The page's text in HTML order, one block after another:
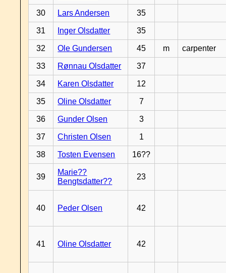
30 Lars Andersen 35
31 Inger Olsdatter 35
32 Ole Gundersen 45 m carpenter
33 Rønnau Olsdatter 37
34 Karen Olsdatter 12
35 Oline Olsdatter 7
36 Gunder Olsen 3
37 Christen Olsen 1
38 Tosten Evensen 16??
39
Marie??
Bengtsdatter??
23
40 Peder Olsen 42
41 Oline Olsdatter 42